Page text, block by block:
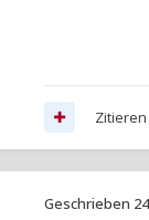
Zitieren
Geschrieben